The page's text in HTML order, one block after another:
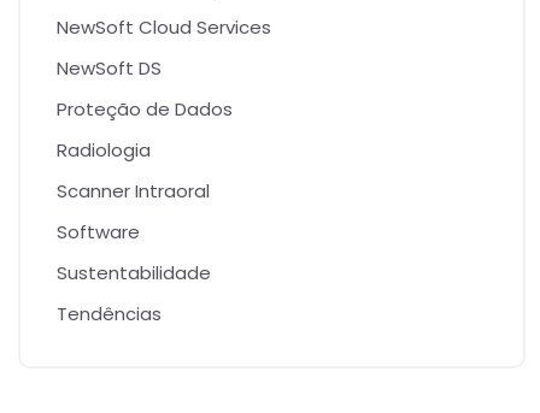
NewSoft Cloud Services
NewSoft DS
Proteção de Dados
Radiologia
Scanner Intraoral
Software
Sustentabilidade
Tendências